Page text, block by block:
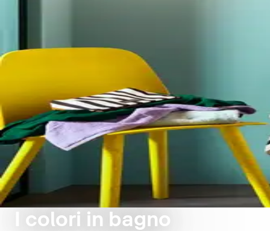
I colori in bagno